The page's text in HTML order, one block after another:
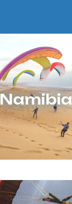
Namibia